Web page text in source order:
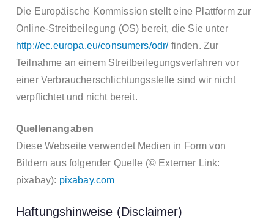
Die Europäische Kommission stellt eine Plattform zur
Online-Streitbeilegung (OS) bereit, die Sie unter
http://ec.europa.eu/consumers/odr/finden. Zur
Teilnahme an einem Streitbeilegungsverfahren vor
einer Verbraucherschlichtungsstelle sind wir nicht
verpflichtet und nicht bereit.
Quellenangaben
Diese Webseite verwendet Medien in Form von
Bildern aus folgender Quelle (© Externer Link:
pixabay): pixabay.com
Haftungshinweise (Disclaimer)